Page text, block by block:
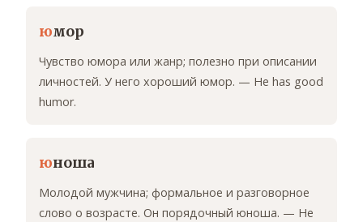
юмор
Чувство юмора или жанр; полезно при описании
личностей. У него хороший юмор. — He has good
humor.
юноша
Молодой мужчина; формальное и разговорное
слово о возрасте. Он порядочный юноша. — He